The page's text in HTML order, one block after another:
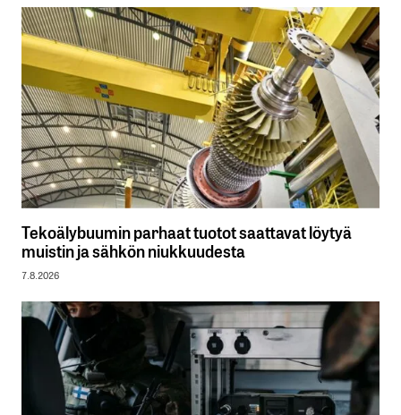
Tekoälybuumin parhaat tuotot saattavat löytyä
muistin ja sähkön niukkuudesta
7.8.2026